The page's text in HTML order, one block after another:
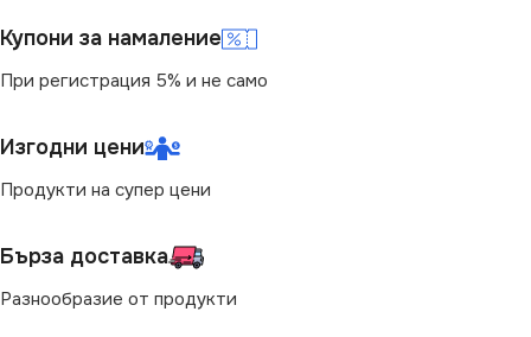
Купони за намаление
При регистрация 5% и не само
Изгодни цени
Продукти на супер цени
Бърза доставка
Разнообразие от продукти